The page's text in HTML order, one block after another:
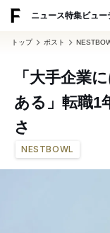
ニュース特集ビュー
トップ ポスト
「大手企業
ある」転職1
さ
NESTBOWL